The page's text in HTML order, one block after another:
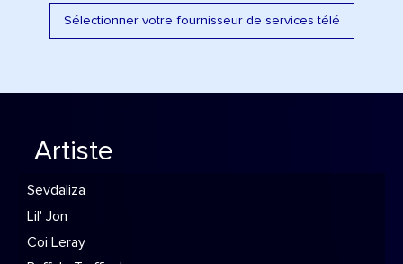
Sélectionner votre fournisseur de services télé
Artiste
Sevdaliza
Lil' Jon
Coi Leray